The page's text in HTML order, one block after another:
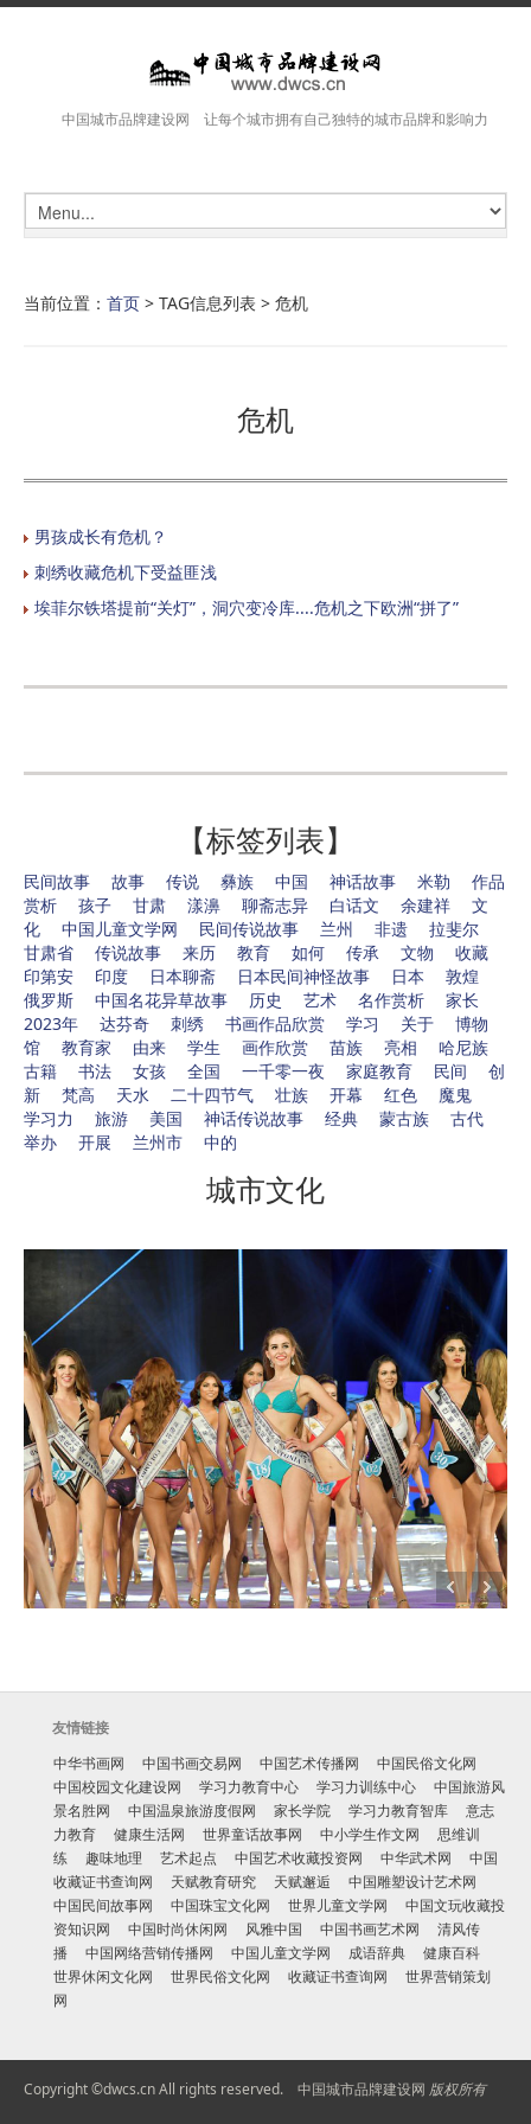
中国城市品牌建设网 让每个城市拥有自己独特的城市品牌和影响力
当前位置： 首页 > TAG信息列表 > 危机
危机
男孩成长有危机？
刺绣收藏危机下受益匪浅
埃菲尔铁塔提前“关灯”，洞穴变冷库....危机之下欧洲“拼了”
【标签列表】
民间故事 故事 传说 彝族 中国 神话故事 米勒
作品
赏析
孩子 甘肃 漾濞 聊斋志异 白话文 余建祥
文
化
中国儿童文学网 民间传说故事 兰州 非遗
拉斐尔
甘肃省
传说故事 来历 教育 如何 传承 文物
收藏
印第安
印度 日本聊斋 日本民间神怪故事 日本
敦煌
俄罗斯
中国名花异草故事 历史 艺术 名作赏析
家长
2023年
达芬奇 刺绣 书画作品欣赏 学习 关于
博物
馆
教育家 由来 学生 画作欣赏 苗族 亮相
哈尼族
古籍
书法 女孩 全国 一千零一夜 家庭教育 民间
创
新
梵高 天水 二十四节气 壮族 开幕 红色
魔鬼
学习力
旅游 美国 神话传说故事 经典 蒙古族
古代
举办
开展 兰州市 中的
城市文化
友情链接
中华书画网
中国书画交易网 中国艺术传播网
中国民俗文化网
中国校园文化建设网
学习力教育中心 学习力训练中心
中国旅游风
景名胜网
中国温泉旅游度假网 家长学院 学习力教育智库
意志
力教育
健康生活网 世界童话故事网 中小学生作文网
思维训
练
趣味地理 艺术起点 中国艺术收藏投资网 中华武术网
中国
收藏证书查询网
天赋教育研究 天赋邂逅
中国雕塑设计艺术网
中国民间故事网
中国珠宝文化网 世界儿童文学网
中国文玩收藏投
资知识网
中国时尚休闲网 风雅中国 中国书画艺术网
清风传
播
中国网络营销传播网 中国儿童文学网 成语辞典
健康百科
世界休闲文化网
世界民俗文化网 收藏证书查询网
世界营销策划
网
Copyright ©dwcs.cn All rights reserved. 中国城市品牌建设网 版权所有